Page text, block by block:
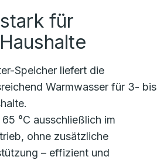
für
Speicher liefert die
Warmwasser für 3- bis
°C ausschließlich im
ohne zusätzliche
– effizient und